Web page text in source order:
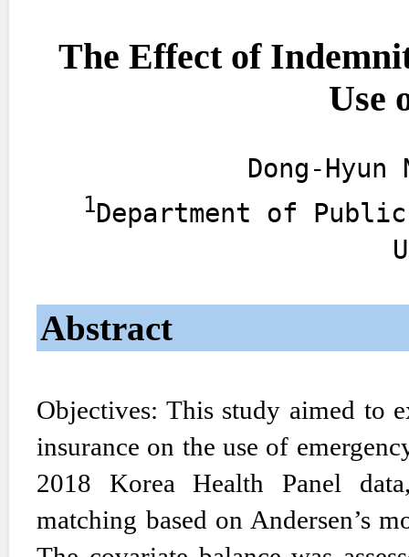
The Effect of
Use
Dong-Hyun
1Department of
Abstract
Objectives: This study aimed to
insurance on the use of
2018 Korea Health Panel
matching based on Andersen’s